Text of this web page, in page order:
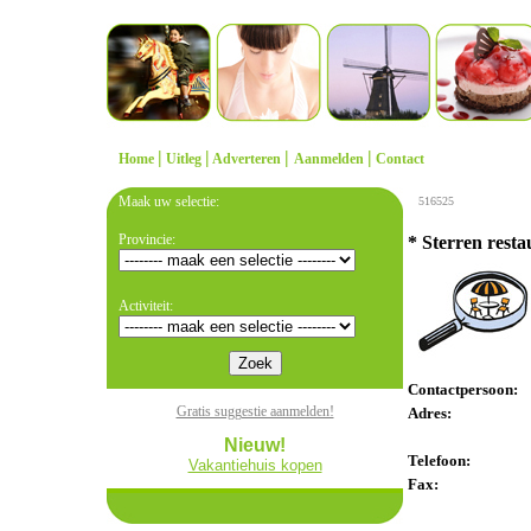
Home | Uitleg | Adverteren | Aanmelden | Contact
Maak uw selectie:
Provincie:
Activiteit:
Gratis suggestie aanmelden!
Nieuw!
Vakantiehuis kopen
516525
* Sterren
Contactpersoon:
Adres:
Telefoon:
Fax: